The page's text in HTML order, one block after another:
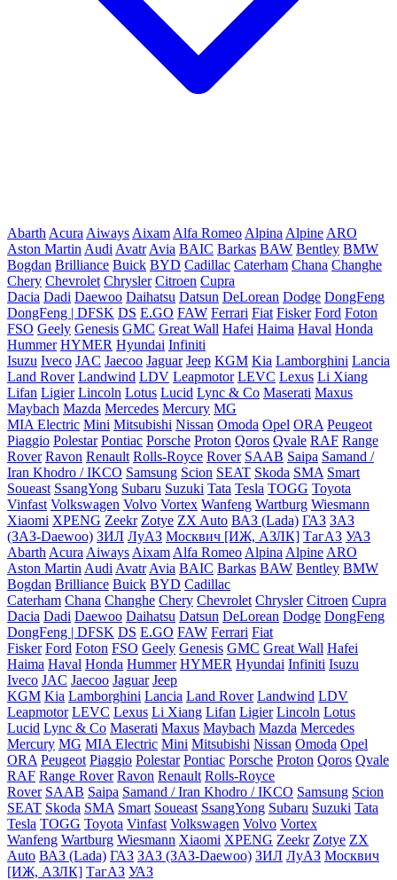
Abarth Acura Aiways Aixam Alfa Romeo Alpina Alpine ARO
Aston Martin Audi Avatr Avia BAIC Barkas BAW Bentley BMW
Bogdan Brilliance Buick BYD Cadillac Caterham Chana Changhe
Chery Chevrolet Chrysler Citroen Cupra
Dacia Dadi Daewoo Daihatsu Datsun DeLorean Dodge DongFeng
DongFeng | DFSK DS E.GO FAW Ferrari Fiat Fisker Ford Foton
FSO Geely Genesis GMC Great Wall Hafei Haima Haval Honda
Hummer HYMER Hyundai Infiniti
Isuzu Iveco JAC Jaecoo Jaguar Jeep KGM Kia Lamborghini Lancia
Land Rover Landwind LDV Leapmotor LEVC Lexus Li Xiang
Lifan Ligier Lincoln Lotus Lucid Lync & Co Maserati Maxus
Maybach Mazda Mercedes Mercury MG
MIA Electric Mini Mitsubishi Nissan Omoda Opel ORA Peugeot
Piaggio Polestar Pontiac Porsche Proton Qoros Qvale RAF Range
Rover Ravon Renault Rolls-Royce Rover SAAB Saipa Samand /
Iran Khodro / IKCO Samsung Scion SEAT Skoda SMA Smart
Soueast SsangYong Subaru Suzuki Tata Tesla TOGG Toyota
Vinfast Volkswagen Volvo Vortex Wanfeng Wartburg Wiesmann
Xiaomi XPENG Zeekr Zotye ZX Auto ВАЗ (Lada) ГАЗ ЗАЗ
(ЗАЗ-Daewoo) ЗИЛ ЛуАЗ Москвич [ИЖ, АЗЛК] ТагАЗ УАЗ
Abarth Acura Aiways Aixam Alfa Romeo Alpina Alpine ARO
Aston Martin Audi Avatr Avia BAIC Barkas BAW Bentley BMW
Bogdan Brilliance Buick BYD Cadillac
Caterham Chana Changhe Chery Chevrolet Chrysler Citroen Cupra
Dacia Dadi Daewoo Daihatsu Datsun DeLorean Dodge DongFeng
DongFeng | DFSK DS E.GO FAW Ferrari Fiat
Fisker Ford Foton FSO Geely Genesis GMC Great Wall Hafei
Haima Haval Honda Hummer HYMER Hyundai Infiniti Isuzu
Iveco JAC Jaecoo Jaguar Jeep
KGM Kia Lamborghini Lancia Land Rover Landwind LDV
Leapmotor LEVC Lexus Li Xiang Lifan Ligier Lincoln Lotus
Lucid Lync & Co Maserati Maxus Maybach Mazda Mercedes
Mercury MG MIA Electric Mini Mitsubishi Nissan Omoda Opel
ORA Peugeot Piaggio Polestar Pontiac Porsche Proton Qoros Qvale
RAF Range Rover Ravon Renault Rolls-Royce
Rover SAAB Saipa Samand / Iran Khodro / IKCO Samsung Scion
SEAT Skoda SMA Smart Soueast SsangYong Subaru Suzuki Tata
Tesla TOGG Toyota Vinfast Volkswagen Volvo Vortex
Wanfeng Wartburg Wiesmann Xiaomi XPENG Zeekr Zotye ZX
Auto ВАЗ (Lada) ГАЗ ЗАЗ (ЗАЗ-Daewoo) ЗИЛ ЛуАЗ Москвич
[ИЖ, АЗЛК] ТагАЗ УАЗ